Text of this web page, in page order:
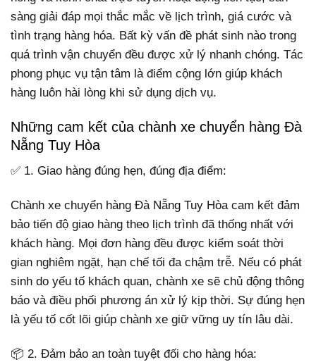
sàng giải đáp mọi thắc mắc về lịch trình, giá cước và
tình trạng hàng hóa. Bất kỳ vấn đề phát sinh nào trong
quá trình vận chuyển đều được xử lý nhanh chóng. Tác
phong phục vụ tận tâm là điểm cộng lớn giúp khách
hàng luôn hài lòng khi sử dụng dịch vụ.
Những cam kết của chành xe chuyển hàng Đà
Nẵng Tuy Hòa
✅ 1. Giao hàng đúng hẹn, đúng địa điểm:
Chành xe chuyển hàng Đà Nẵng Tuy Hòa cam kết đảm
bảo tiến độ giao hàng theo lịch trình đã thống nhất với
khách hàng. Mọi đơn hàng đều được kiểm soát thời
gian nghiêm ngặt, hạn chế tối đa chậm trễ. Nếu có phát
sinh do yếu tố khách quan, chành xe sẽ chủ động thông
báo và điều phối phương án xử lý kịp thời. Sự đúng hẹn
là yếu tố cốt lõi giúp chành xe giữ vững uy tín lâu dài.
📦 2. Đảm bảo an toàn tuyệt đối cho hàng hóa: